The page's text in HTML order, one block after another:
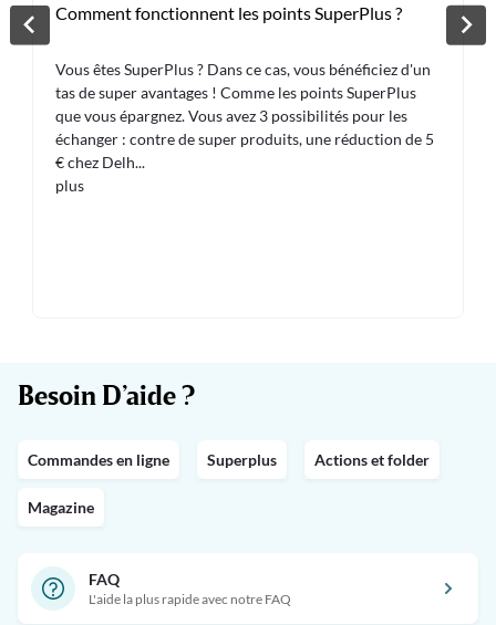
Comment fonctionnent les points SuperPlus ?
Vous êtes SuperPlus ? Dans ce cas, vous bénéficiez d'un
tas de super avantages ! Comme les points SuperPlus
que vous épargnez. Vous avez 3 possibilités pour les
échanger : contre de super produits, une réduction de 5
€ chez Delh...
plus
Besoin D’aide ?
Commandes en ligne Superplus Actions et folder
Magazine
FAQ
L'aide la plus rapide avec notre FAQ